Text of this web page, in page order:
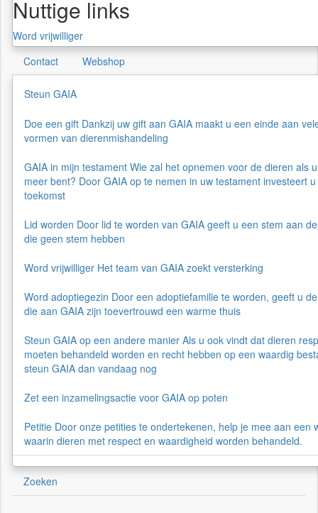
Nuttige links
Word vrijwilliger
Contact
Webshop
Steun GAIA
Doe een gift Dankzij uw gift aan GAIA maakt u een einde aan
vormen van dierenmishandeling
GAIA in mijn testament Wie zal het opnemen voor de dieren als
meer bent? Door GAIA op te nemen in uw testament investeert
toekomst
Lid worden Door lid te worden van GAIA geeft u een stem aan
die geen stem hebben
Word vrijwilliger Het team van GAIA zoekt versterking
Word adoptiegezin Door een adoptiefamilie te worden, geeft u
die aan GAIA zijn toevertrouwd een warme thuis
Steun GAIA op een andere manier Als u ook vindt dat dieren
moeten behandeld worden en recht hebben op een waardig
steun GAIA dan vandaag nog
Zet een inzamelingsactie voor GAIA op poten
Petitie Door onze petities te ondertekenen, help je mee aan een
waarin dieren met respect en waardigheid worden behandeld.
Zoeken